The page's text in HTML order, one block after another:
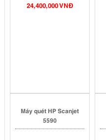
24,400,000 VNĐ
Máy quét HP Scanjet
5590